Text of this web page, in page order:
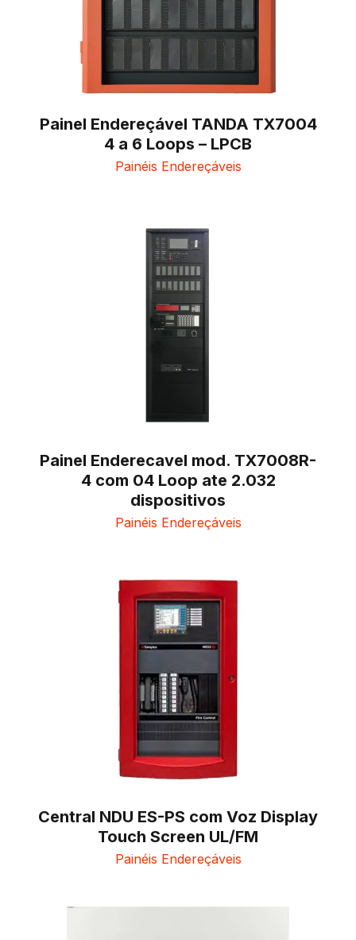
Painel Endereçável TANDA TX7004
4 a 6 Loops – LPCB
Painéis Endereçáveis
Painel Enderecavel mod. TX7008R-
4 com 04 Loop ate 2.032
dispositivos
Painéis Endereçáveis
Central NDU ES-PS com Voz Display
Touch Screen UL/FM
Painéis Endereçáveis